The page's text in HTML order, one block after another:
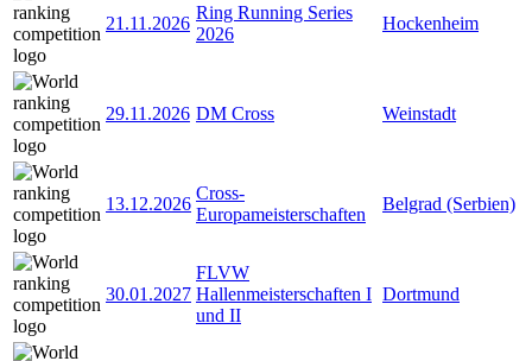
21.11.2026
Ring Running Series
2026
Hockenheim
29.11.2026 DM Cross Weinstadt
13.12.2026
Cross-
Europameisterschaften
Belgrad (Serbien)
30.01.2027
FLVW
Hallenmeisterschaften I
und II
Dortmund